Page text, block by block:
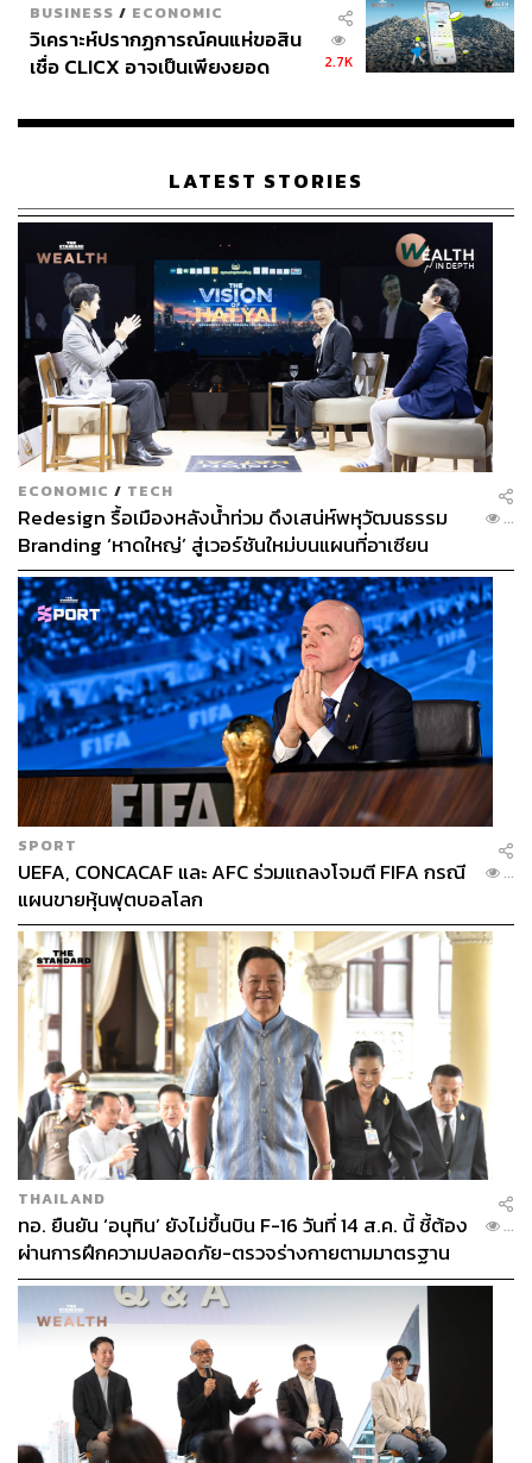
BUSINESS / ECONOMIC
วิเคราะห์ปรากฏการณ์คนแห่ขอสิน
เชื่อ CLICX อาจเป็นเพียงยอด
เรือนไทยที่ถูกซุกไว้
2.7K
LATEST STORIES
ECONOMIC / TECH
Redesign รื้อเมืองหลังน้ำท่วม ดึงเสน่ห์พหุวัฒนธรรม
Branding ‘หาดใหญ่’ สู่เวอร์ชันใหม่บนแผนที่อาเซียน
...
SPORT
UEFA, CONCACAF และ AFC ร่วมแถลงโจมตี FIFA กรณี
แผนขายหุ้นฟุตบอลโลก
...
THAILAND
ทอ. ยืนยัน ‘อนุทิน’ ยังไม่ขึ้นบิน F-16 วันที่ 14 ส.ค. นี้ ชี้ต้อง
ผ่านการฝึกความปลอดภัย-ตรวจร่างกายตามมาตรฐาน
ก่อน
...